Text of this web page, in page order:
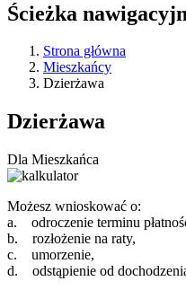
Ścieżka
Strona główna
Mieszkańcy
Dzierżawa
Dzierżawa
Dla Mieszkańca
Możesz wnioskować o:
a. odroczenie terminu
b. rozłożenie na raty,
c. umorzenie,
d. odstąpienie od